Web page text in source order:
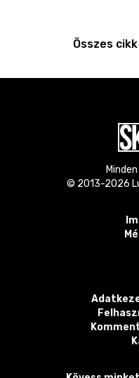
Összes
© 2013-2026